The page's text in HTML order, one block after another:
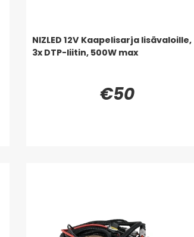
NIZLED 12V Kaapelisarja lisävaloille,
3x DTP-liitin, 500W max
€50